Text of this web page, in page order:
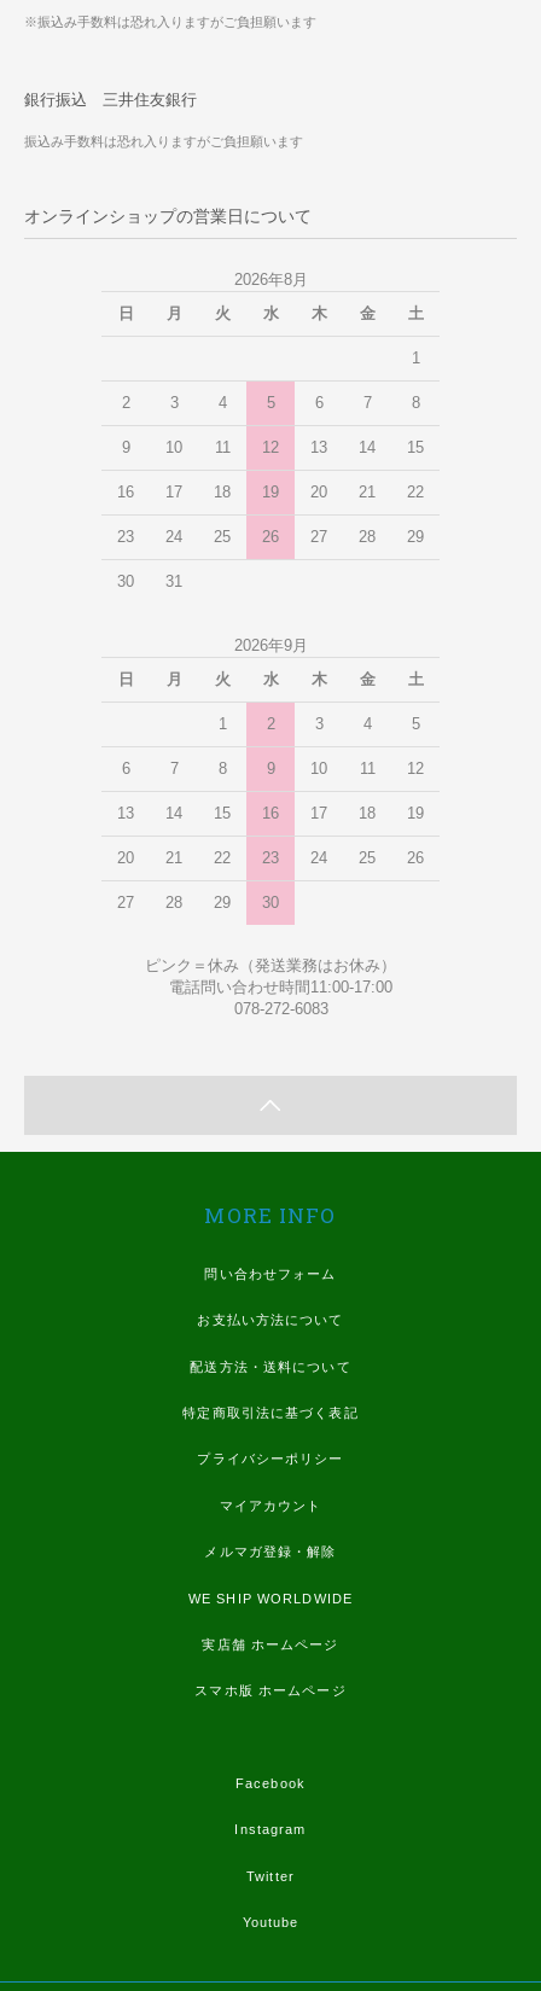
※振込み手数料は恐れ入りますがご負担願います
銀行振込 三井住友銀行
振込み手数料は恐れ入りますがご負担願います
オンラインショップの営業日について
2026年8月
日
月 火 水 木 金 土
1
2 3 4 5 6 7 8
9 10 11 12 13 14 15
16 17 18 19 20 21 22
23 24 25 26 27 28 29
30 31
2026年9月
日
月 火 水 木 金 土
1 2 3 4 5
6 7 8 9 10 11 12
13 14 15 16 17 18 19
20 21 22 23 24 25 26
27 28 29 30
ピンク＝休み（発送業務はお休み）
電話問い合わせ時間11:00-17:00
078-272-6083
MORE INFO
問い合わせフォーム
お支払い方法について
配送方法・送料について
特定商取引法に基づく表記
プライバシーポリシー
マイアカウント
メルマガ登録・解除
WE SHIP WORLDWIDE
実店舗 ホームページ
スマホ版 ホームページ
Facebook
Instagram
Twitter
Youtube